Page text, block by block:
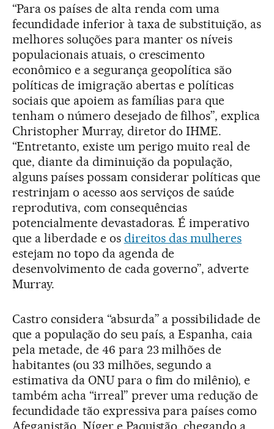
“Para os países de alta renda com uma
fecundidade inferior à taxa de substituição, as
melhores soluções para manter os níveis
populacionais atuais, o crescimento
econômico e a segurança geopolítica são
políticas de imigração abertas e políticas
sociais que apoiem as famílias para que
tenham o número desejado de filhos”, explica
Christopher Murray, diretor do IHME.
“Entretanto, existe um perigo muito real de
que, diante da diminuição da população,
alguns países possam considerar políticas que
restrinjam o acesso aos serviços de saúde
reprodutiva, com consequências
potencialmente devastadoras. É imperativo
que a liberdade e os direitos das mulheres
estejam no topo da agenda de
desenvolvimento de cada governo”, adverte
Murray.
Castro considera “absurda” a possibilidade de
que a população do seu país, a Espanha, caia
pela metade, de 46 para 23 milhões de
habitantes (ou 33 milhões, segundo a
estimativa da ONU para o fim do milênio), e
também acha “irreal” prever uma redução de
fecundidade tão expressiva para países como
Afeganistão, Níger e Paquistão, chegando a